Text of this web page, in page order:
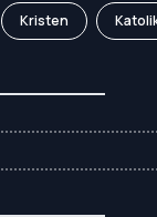
Kristen